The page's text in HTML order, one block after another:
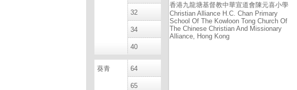
32
34
40
葵青 64
65
香港九龍塘基督教中華宣道會陳元喜小學
Christian Alliance H.C. Chan Primary
School Of The Kowloon Tong Church Of
The Chinese Christian And Missionary
Alliance, Hong Kong